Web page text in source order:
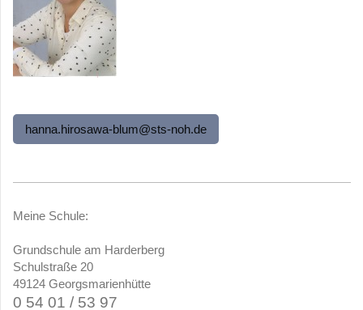
hanna.hirosawa-blum@sts-noh.de
Meine Schule:
Grundschule am Harderberg
Schulstraße 20
49124 Georgsmarienhütte
0 54 01 / 53 97